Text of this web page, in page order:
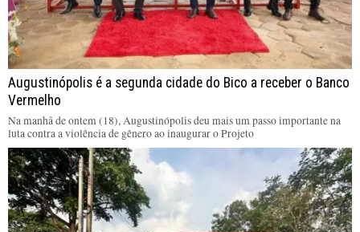
Augustinópolis é a segunda cidade do Bico a receber o Banco
Vermelho
Na manhã de ontem (18), Augustinópolis deu mais um passo importante na
luta contra a violência de gênero ao inaugurar o Projeto